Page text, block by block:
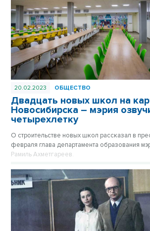
20.02.2023 ОБЩЕСТВО
Двадцать новых школ на
Новосибирска – мэрия
четырехлетку
О строительстве новых школ рассказал в
февраля глава департамента образования
Рамиль Ахметгареев.